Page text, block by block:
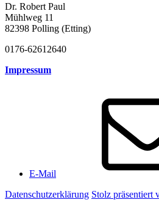
Dr. Robert Paul
Mühlweg 11
82398 Polling (Etting)
0176-62612640
Impressum
E-Mail
Datenschutzerklärung Stolz präsentiert